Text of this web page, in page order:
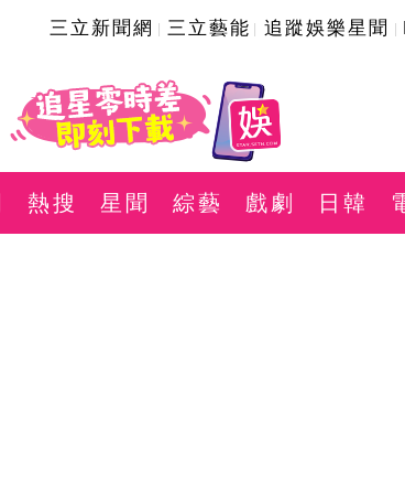
三立新聞網 三立藝能 追蹤娛樂星聞
熱搜 星聞 綜藝 戲劇 日韓